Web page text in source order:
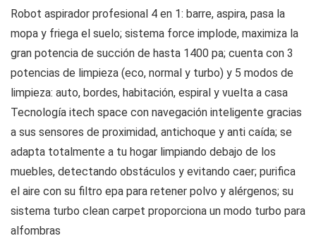
Robot aspirador profesional 4 en 1: barre, aspira, pasa la
mopa y friega el suelo; sistema force implode, maximiza la
gran potencia de succión de hasta 1400 pa; cuenta con 3
potencias de limpieza (eco, normal y turbo) y 5 modos de
limpieza: auto, bordes, habitación, espiral y vuelta a casa
Tecnología itech space con navegación inteligente gracias
a sus sensores de proximidad, antichoque y anti caída; se
adapta totalmente a tu hogar limpiando debajo de los
muebles, detectando obstáculos y evitando caer; purifica
el aire con su filtro epa para retener polvo y alérgenos; su
sistema turbo clean carpet proporciona un modo turbo para
alfombras